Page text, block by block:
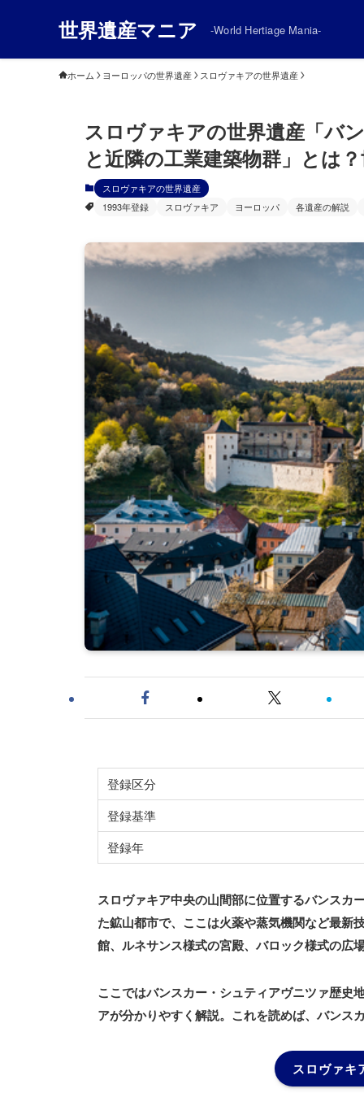
世界遺産マニア -World Hertiage Mania-
ホーム ヨーロッパの世界遺産 スロヴァキアの世界遺産
スロヴァキアの世界遺産「バ
と近隣の工業建築物群」とは
スロヴァキアの世界遺産
1993年登録
スロヴァキア ヨーロッパ 各遺産の解説
登録区分
登録基準
登録年
スロヴァキア中央の山間部に位置するバンスカ
た鉱山都市で、ここは火薬や蒸気機関など最新
館、ルネサンス様式の宮殿、バロック様式の広
ここではバンスカー・シュティアヴニツァ歴史
アが分かりやすく解説。これを読めば、バンス
スロヴァキ